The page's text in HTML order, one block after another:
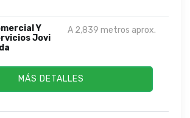
Y
Jovi
A 2,839 metros aprox.
MÁS DETALLES